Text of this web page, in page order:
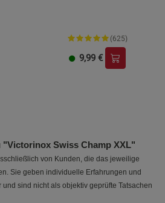
(625)
9,99 €
Swiss Champ XXL"
von Kunden, die das jeweilige
Sie geben individuelle Erfahrungen und
sind nicht als objektiv geprüfte Tatsachen